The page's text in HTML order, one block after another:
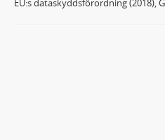
EU:s dataskyddsförordning (2018),